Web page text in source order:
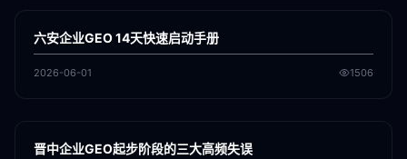
GEO
六安企业GEO 14天快速启动手册
2026-06-01 1506
GEO
晋中企业GEO起步阶段的三大高频失误